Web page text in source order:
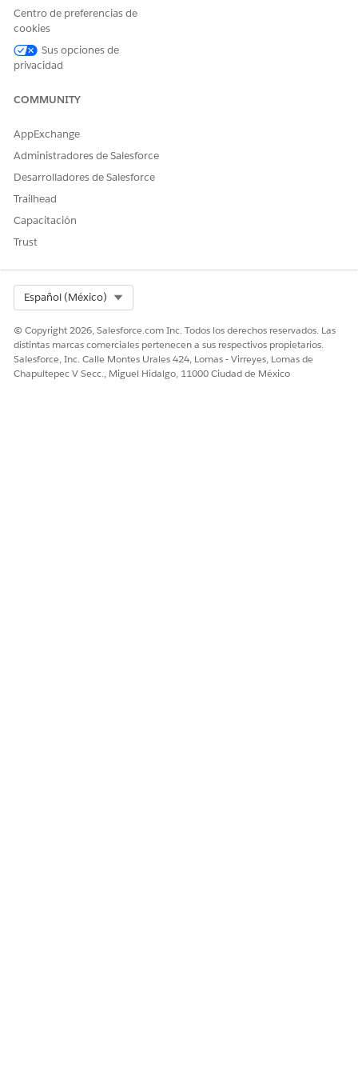
datos Emisiones de cadena de suministro predichas.
Su esquema se desvió del esquema de Net Zero.
cambió.
existente a una entidad personalizada.
Los datos no se han cargado adecuadamente.
incorrectos.
CONSULTE TAMBIÉN:
Gestionar recetas
Capacidades y requisitos de Einstein Discovery
¿RESOLVIÓ ESTE ARTÍCULO SU PROBLEMA?
¡Háganos saber cómo podemos mejorar!
Centro de preferencias de
cookies
Sus opciones de
privacidad
COMMUNITY
AppExchange
Administradores de Salesforce
Desarrolladores de Salesforce
Trailhead
Capacitación
Trust
Español (México)
© Copyright 2026, Salesforce.com Inc. Todos los derechos reservados. Las
distintas marcas comerciales pertenecen a sus respectivos propietarios.
Salesforce, Inc. Calle Montes Urales 424, Lomas - Virreyes, Lomas de
Chapultepec V Secc., Miguel Hidalgo, 11000 Ciudad de México